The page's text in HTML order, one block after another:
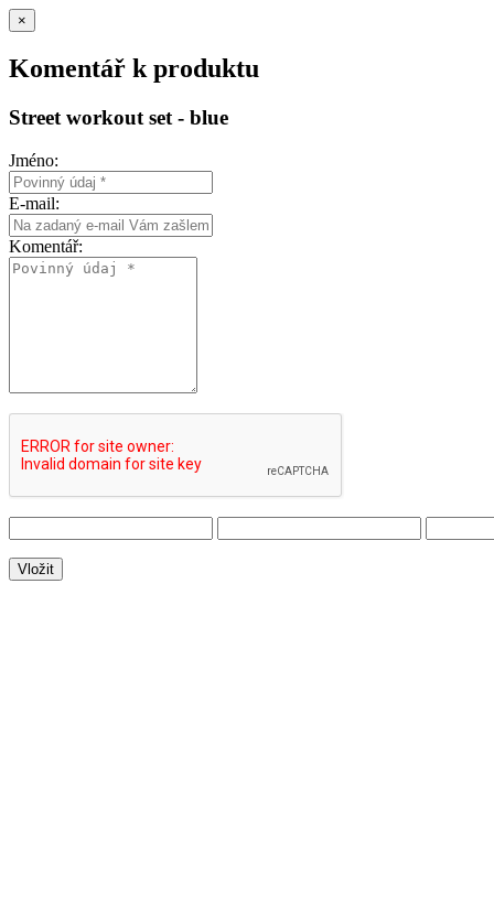
×
Komentář k produktu
Street workout set - blue
Jméno:
E-mail:
Komentář: